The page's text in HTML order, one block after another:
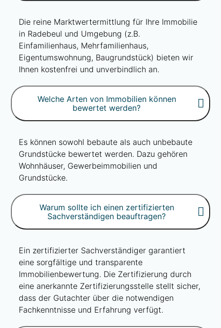
Die reine Marktwertermittlung für Ihre Immobilie
in Radebeul und Umgebung (z.B.
Einfamilienhaus, Mehrfamilienhaus,
Eigentumswohnung, Baugrundstück) bieten wir
Ihnen kostenfrei und unverbindlich an.
Welche Arten von Immobilien können
bewertet werden?
Es können sowohl bebaute als auch unbebaute
Grundstücke bewertet werden. Dazu gehören
Wohnhäuser, Gewerbeimmobilien und
Grundstücke.
Warum sollte ich einen zertifizierten
Sachverständigen beauftragen?
Ein zertifizierter Sachverständiger garantiert
eine sorgfältige und transparente
Immobilienbewertung. Die Zertifizierung durch
eine anerkannte Zertifizierungsstelle stellt sicher,
dass der Gutachter über die notwendigen
Fachkenntnisse und Erfahrung verfügt.